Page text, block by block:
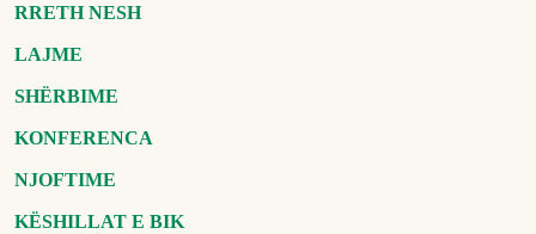
RRETH NESH
LAJME
SHËRBIME
KONFERENCA
NJOFTIME
KËSHILLAT E BIK